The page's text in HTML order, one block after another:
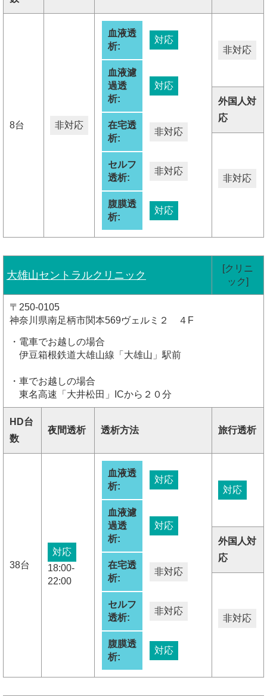
8台 非対応
血液透
析:
対応
血液濾
過透
析:
対応
在宅透
析:
非対応
セルフ
透析:
非対応
腹膜透
析:
対応
非対応
外国人対
応
非対応
大雄山セントラルクリニック
[クリニ
ック]
〒250-0105
神奈川県南足柄市関本569ヴェルミ２ ４F
・電車でお越しの場合
伊豆箱根鉄道大雄山線「大雄山」駅前
・車でお越しの場合
東名高速「大井松田」ICから２０分
HD台
数
夜間透析 透析方法 旅行透析
38台
対応
18:00-
22:00
血液透
析:
対応
血液濾
過透
析:
対応
在宅透
析:
非対応
セルフ
透析:
非対応
腹膜透
析:
対応
対応
外国人対
応
非対応